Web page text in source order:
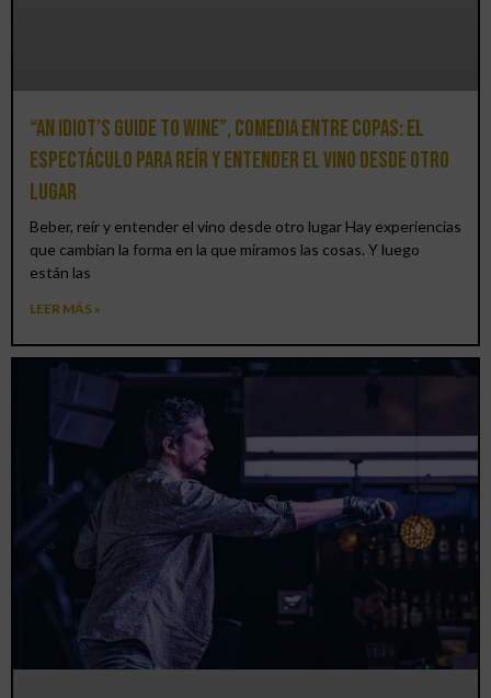
“An Idiot’s Guide to Wine”, comedia entre copas: el
espectáculo para reír y entender el vino desde otro
lugar
Beber, reír y entender el vino desde otro lugar Hay experiencias
que cambian la forma en la que miramos las cosas. Y luego
están las
LEER MÁS »